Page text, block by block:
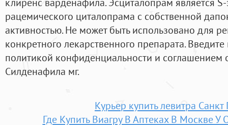
рацемического циталопрама с собственной
активностью. Не может быть использовано для
конкретного лекарственного препарата.
политикой конфиденциальности и соглашением
Силденафила мг.
Курьер купить левитра Санкт
Где Купить Виагру В Аптеках В Москве